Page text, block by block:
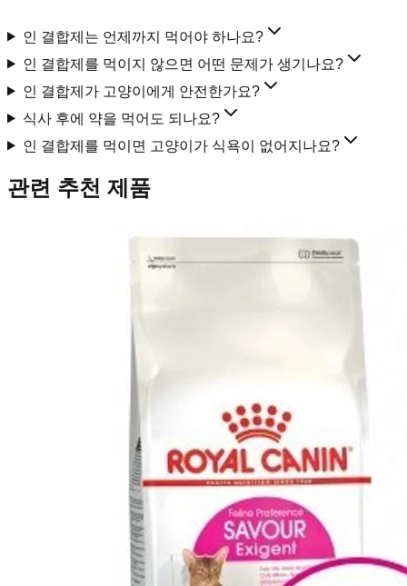
인 결합제는 언제까지 먹어야 하나요?
인 결합제를 먹이지 않으면 어떤 문제가 생기나요?
인 결합제가 고양이에게 안전한가요?
식사 후에 약을 먹어도 되나요?
인 결합제를 먹이면 고양이가 식욕이 없어지나요?
관련 추천 제품